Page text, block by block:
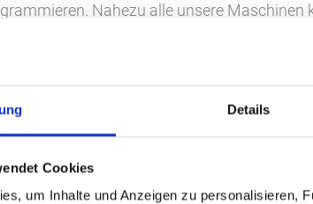
Details
Cookies
um Inhalte und Anzeigen zu personalisieren,
Nahezu alle unsere